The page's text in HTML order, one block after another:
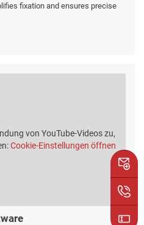
fixation and ensures precise
von YouTube-Videos zu,
Cookie-Einstellungen öffnen